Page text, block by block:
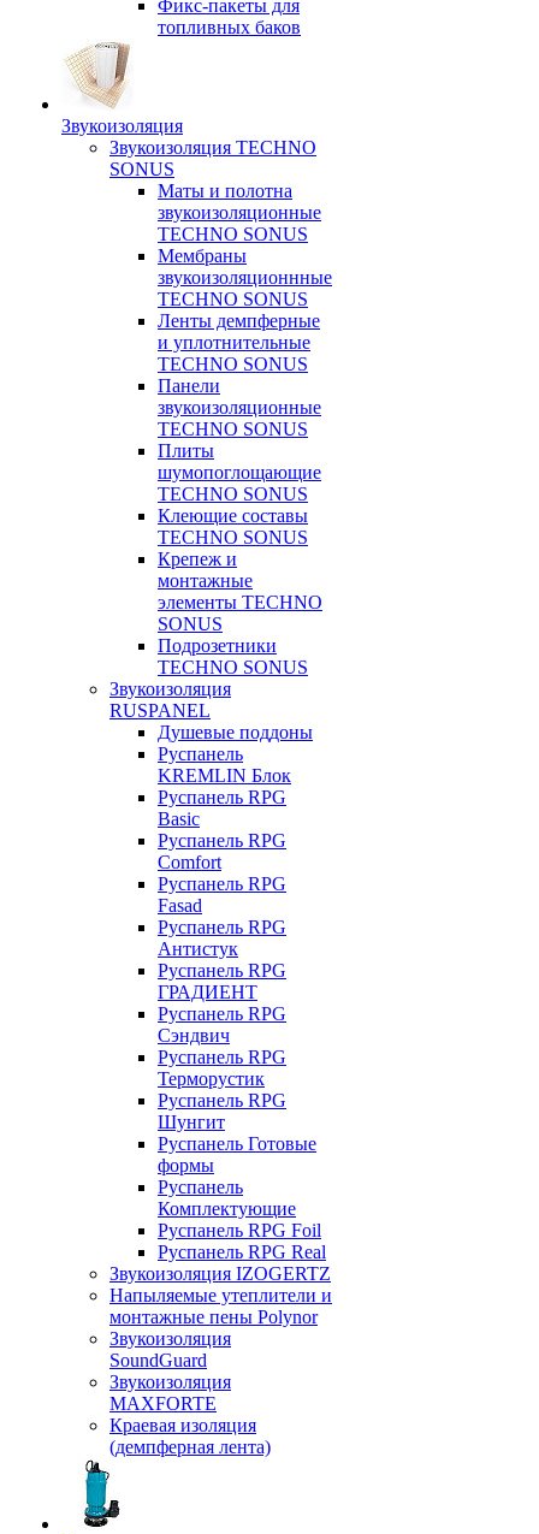
Фикс-пакеты для
топливных баков
Звукоизоляция
Звукоизоляция TECHNO
SONUS
Маты и полотна
звукоизоляционные
TECHNO SONUS
Мембраны
звукоизоляционнные
TECHNO SONUS
Ленты демпферные
и уплотнительные
TECHNO SONUS
Панели
звукоизоляционные
TECHNO SONUS
Плиты
шумопоглощающие
TECHNO SONUS
Клеющие составы
TECHNO SONUS
Крепеж и
монтажные
элементы TECHNO
SONUS
Подрозетники
TECHNO SONUS
Звукоизоляция
RUSPANEL
Душевые поддоны
Руспанель
KREMLIN Блок
Руспанель RPG
Basic
Руспанель RPG
Comfort
Руспанель RPG
Fasad
Руспанель RPG
Антистук
Руспанель RPG
ГРАДИЕНТ
Руспанель RPG
Сэндвич
Руспанель RPG
Терморустик
Руспанель RPG
Шунгит
Руспанель Готовые
формы
Руспанель
Комплектующие
Руспанель RPG Foil
Руспанель RPG Real
Звукоизоляция IZOGERTZ
Напыляемые утеплители и
монтажные пены Polynor
Звукоизоляция
SoundGuard
Звукоизоляция
MAXFORTE
Краевая изоляция
(демпферная лента)